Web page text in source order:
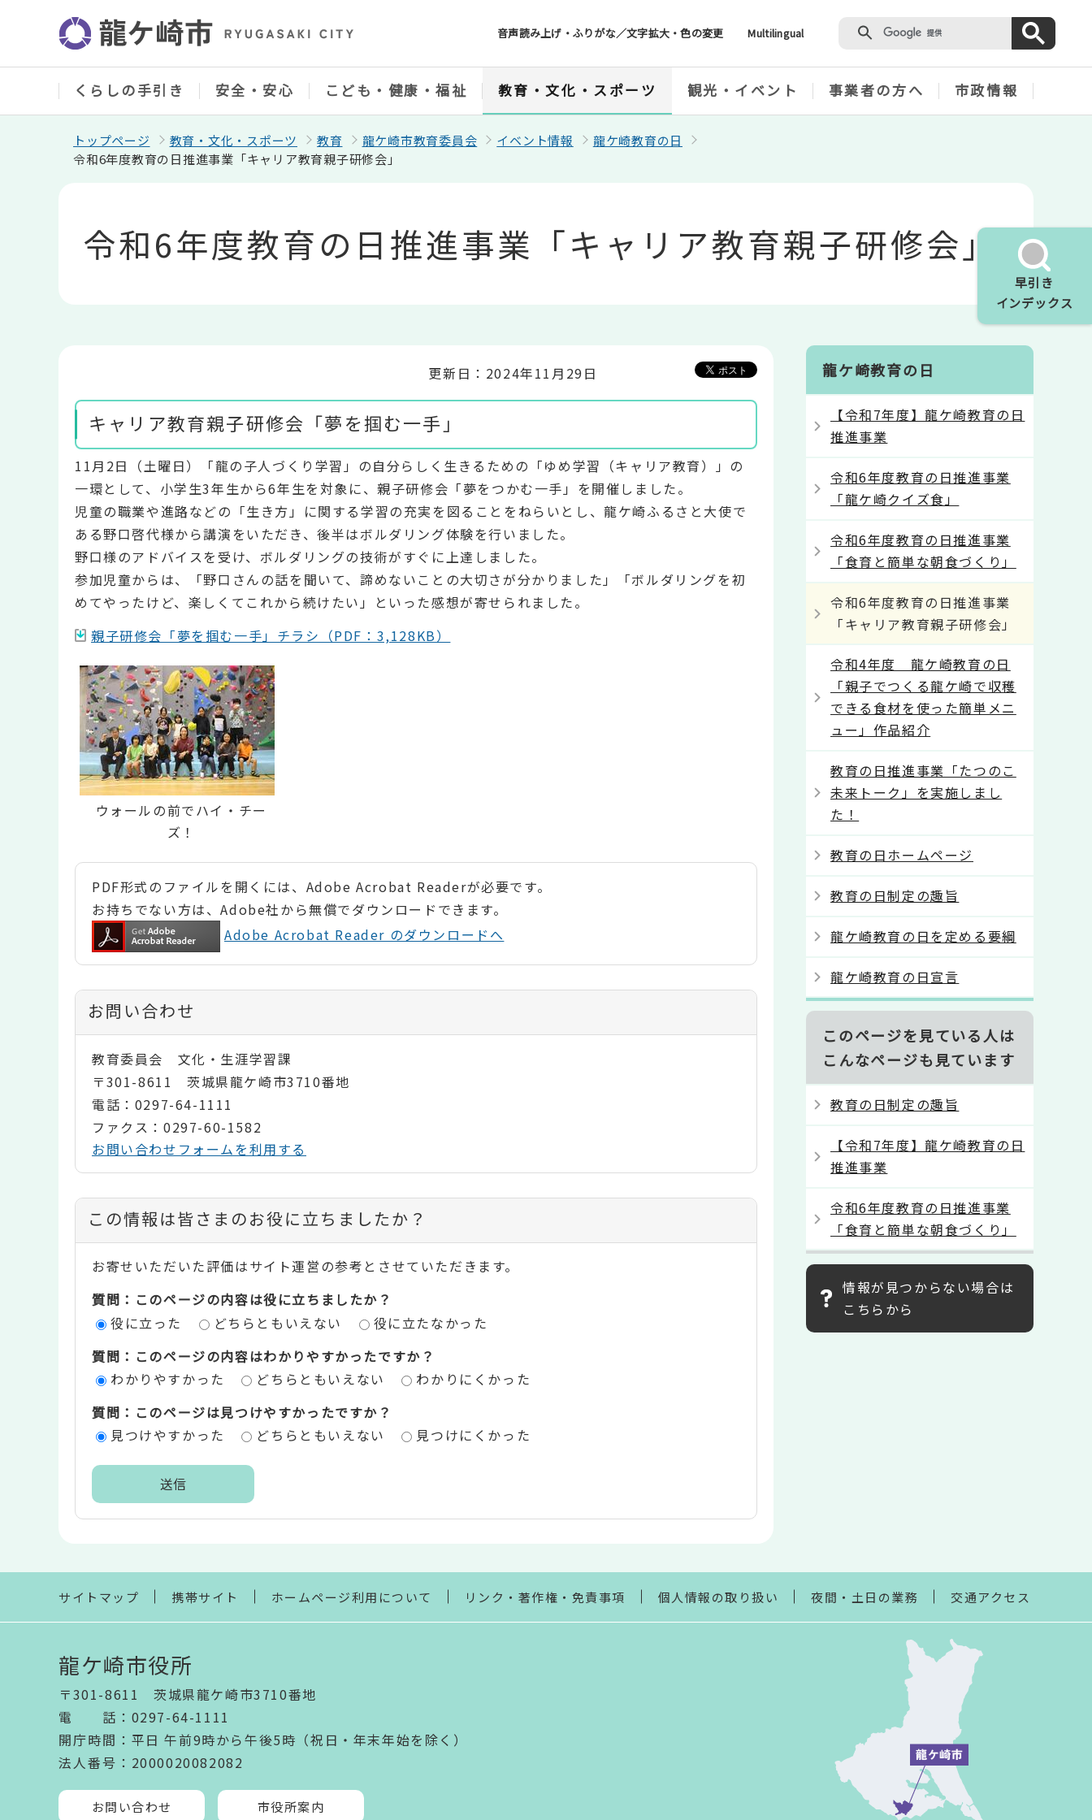
ジ
音声読み上げ・ふりがな／文字拡大・色の変更 Multilingual
早引き
インデックス
くらしの手引き 安全・安心 こども・健康・福祉 教育・文化・スポーツ 観光・イベント 事業者の方へ 市政情報
トップページ 教育・文化・スポーツ 教育 龍ケ崎市教育委員会 イベント情報
龍ケ崎教育の日
令和6年度教育の日推進事業「キャリア教育親子研修会」
令和6年度教育の日推進事業「キャリア教育親子研修会」
更新日：2024年11月29日
キャリア教育親子研修会「夢を掴む一手」
11月2日（土曜日）「龍の子人づくり学習」の自分らしく生きるための「ゆめ学習（キャリア教育）」の
一環として、小学生3年生から6年生を対象に、親子研修会「夢をつかむ一手」を開催しました。
児童の職業や進路などの「生き方」に関する学習の充実を図ることをねらいとし、龍ケ崎ふるさと大使で
ある野口啓代様から講演をいただき、後半はボルダリング体験を行いました。
野口様のアドバイスを受け、ボルダリングの技術がすぐに上達しました。
参加児童からは、「野口さんの話を聞いて、諦めないことの大切さが分かりました」「ボルダリングを初
めてやったけど、楽しくてこれから続けたい」といった感想が寄せられました。
親子研修会「夢を掴む一手」チラシ（PDF：3,128KB）
ウォールの前でハイ・チー
ズ！
PDF形式のファイルを開くには、Adobe Acrobat Readerが必要です。
お持ちでない方は、Adobe社から無償でダウンロードできます。
Adobe Acrobat Reader のダウンロードへ
お問い合わせ
教育委員会 文化・生涯学習課
〒301-8611 茨城県龍ケ崎市3710番地
電話：0297-64-1111
ファクス：0297-60-1582
お問い合わせフォームを利用する
コ
ン
テ
ン
評
エ
この情報は皆さまのお役に立ちましたか？
お寄せいただいた評価はサイト運営の参考とさせていただきます。
質問：このページの内容は役に立ちましたか？
役に立った
どちらともいえない
役に立たなかった
質問：このページの内容はわかりやすかったですか？
わかりやすかった
どちらともいえない
わかりにくかった
質問：このページは見つけやすかったですか？
見つけやすかった
どちらともいえない 見つけにくかった
ま
龍ケ崎教育の日
【令和7年度】龍ケ崎教育の日
推進事業
令和6年度教育の日推進事業
「龍ケ崎クイズ食」
令和6年度教育の日推進事業
「食育と簡単な朝食づくり」
令和6年度教育の日推進事業
「キャリア教育親子研修会」
令和4年度 龍ケ崎教育の日
「親子でつくる龍ケ崎で収穫
できる食材を使った簡単メニ
ュー」作品紹介
教育の日推進事業「たつのこ
未来トーク」を実施しまし
た！
教育の日ホームページ
教育の日制定の趣旨
龍ケ崎教育の日を定める要綱
龍ケ崎教育の日宣言
このページを見ている人は
こんなページも見ています
教育の日制定の趣旨
【令和7年度】龍ケ崎教育の日
推進事業
令和6年度教育の日推進事業
「食育と簡単な朝食づくり」
情報が見つからない場合は
こちらから
サイトマップ 携帯サイト ホームページ利用について リンク・著作権・免責事項 個人情報の取り扱い 夜間・土日の業務 交通アクセス
龍ケ崎市役所
〒301-8611 茨城県龍ケ崎市3710番地
電話 ： 0297-64-1111
開庁時間 ： 平日 午前9時から午後5時（祝日・年末年始を除く）
法人番号 ：2000020082082
お問い合わせ 市役所案内